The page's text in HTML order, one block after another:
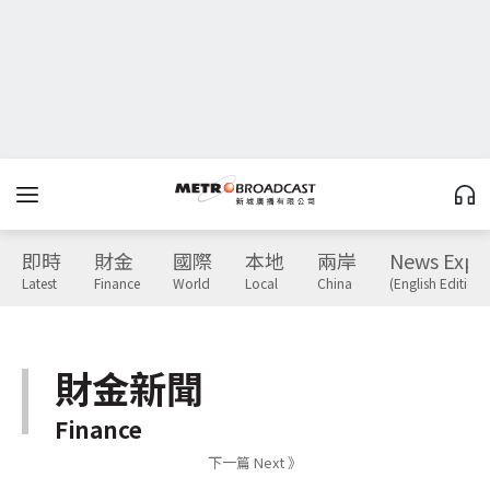
即時
Latest
財金
Finance
國際
World
本地
Local
兩岸
China
News
(English Edition)
財金新聞
Finance
下一篇 Next 》